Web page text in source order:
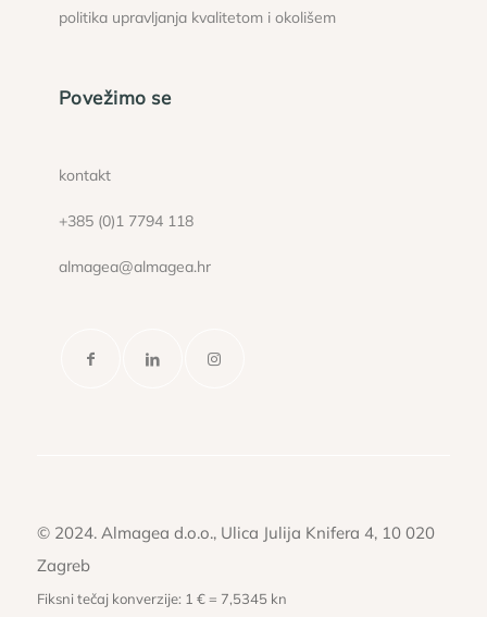
politika upravljanja kvalitetom i okolišem
Povežimo se
kontakt
+385 (0)1 7794 118
almagea@almagea.hr
© 2024. Almagea d.o.o., Ulica Julija Knifera 4, 10 020
Zagreb
Fiksni tečaj konverzije: 1 € = 7,5345 kn